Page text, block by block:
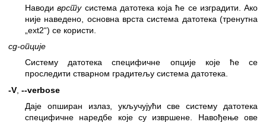
Наводиврстусистема датотека која ће се изградити. Ако
није наведено, основна врста система датотека (тренутна
„ext2“) се користи.
сд-опције
Систему датотека специфичне опције које ће се
проследити стварном градитељу система датотека.
-V --verbose
Даје опширан излаз, укључујући све систему датотека
специфичне наредбе које су извршене. Навођење ове